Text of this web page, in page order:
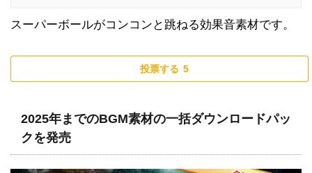
スーパーボールがコンコンと跳ねる効果音素材です。
投票する 5
2025年までのBGM素材の一括ダウンロードパッ
クを発売